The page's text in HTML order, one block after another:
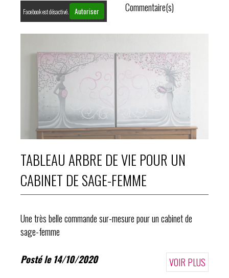
Facebook est désactivé. Autoriser Commentaire(s)
TABLEAU ARBRE DE VIE POUR UN
CABINET DE SAGE-FEMME
Une très belle commande sur-mesure pour un cabinet de
sage-femme
Posté le 14/10/2020 VOIR PLUS